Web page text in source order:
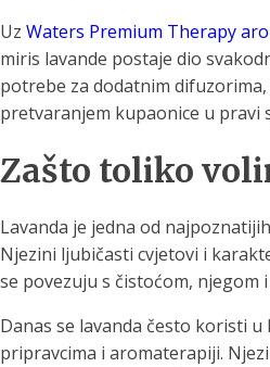
Uz Waters Premium Therapy
miris lavande postaje dio
potrebe za dodatnim
pretvaranjem kupaonice u pravi
Zašto toliko
Lavanda je jedna od
Njezini ljubičasti cvjetovi i
se povezuju s čistoćom, njegom
Danas se lavanda često koristi
pripravcima i aromaterapiji.
Tuš glave
filtriranje vode za tuširanje